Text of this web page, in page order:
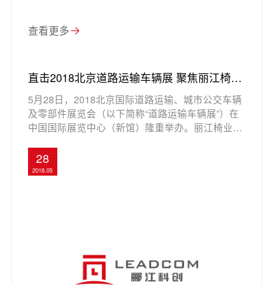
查看更多
直击2018北京道路运输车辆展 聚焦丽江椅业
汽车座椅解决方案
5月28日，2018北京国际道路运输、城市公交车辆
及零部件展览会（以下简称“道路运输车辆展”）在
中国国际展览中心（新馆）隆重举办。丽江椅业携
会。
28
2018.05